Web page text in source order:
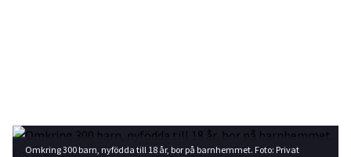
Omkring 300 barn, nyfödda till 18 år, bor på barnhemmet. Foto: Privat